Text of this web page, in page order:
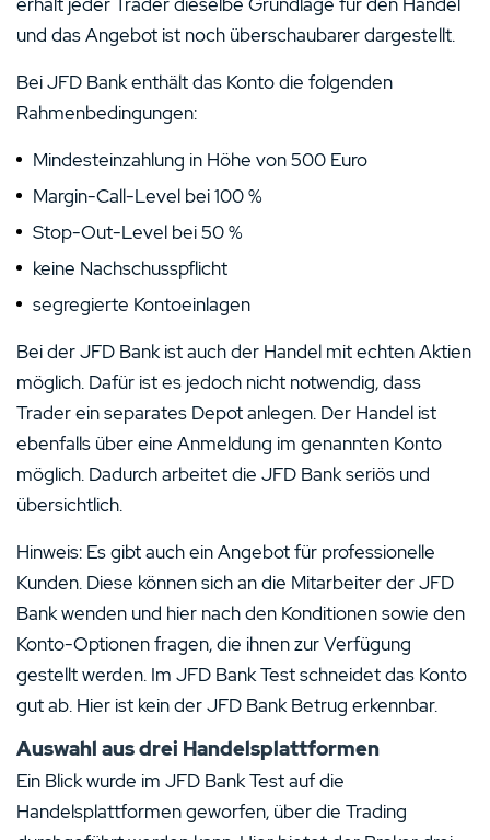
und das Angebot ist noch überschaubarer dargestellt.
Bei JFD Bank enthält das Konto die folgenden
Rahmenbedingungen:
Mindesteinzahlung in Höhe von 500 Euro
Margin-Call-Level bei 100 %
Stop-Out-Level bei 50 %
keine Nachschusspflicht
segregierte Kontoeinlagen
Bei der JFD Bank ist auch der Handel mit echten Aktien
möglich. Dafür ist es jedoch nicht notwendig, dass
Trader ein separates Depot anlegen. Der Handel ist
ebenfalls über eine Anmeldung im genannten Konto
möglich. Dadurch arbeitet die JFD Bank seriös und
übersichtlich.
Hinweis: Es gibt auch ein Angebot für professionelle
Kunden. Diese können sich an die Mitarbeiter der JFD
Bank wenden und hier nach den Konditionen sowie den
Konto-Optionen fragen, die ihnen zur Verfügung
gestellt werden. Im JFD Bank Test schneidet das Konto
gut ab. Hier ist kein der JFD Bank Betrug erkennbar.
Auswahl aus drei Handelsplattformen
Ein Blick wurde im JFD Bank Test auf die
Handelsplattformen geworfen, über die Trading